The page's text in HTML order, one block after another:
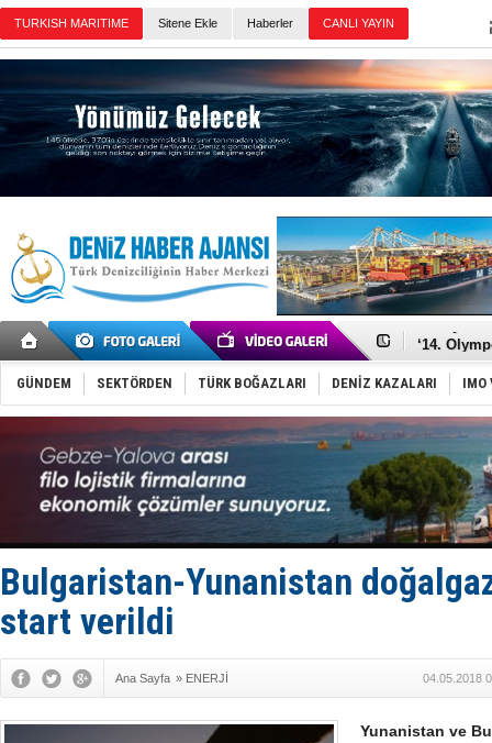
TURKISH MARITIME Sitene Ekle Haberler CANLI YAYIN
Denizcilik
‘14.
Taksi
TÜRKLİM
SOCAR da
D-Marin,
Van’da
TAYK -
GÜNDEM SEKTÖRDEN TÜRK BOĞAZLARI DENİZ KAZALARI IMO
Bulgaristan-Yunanistan
start verildi
Ana Sayfa » ENERJİ 04.05.2018
Yunanistan ve